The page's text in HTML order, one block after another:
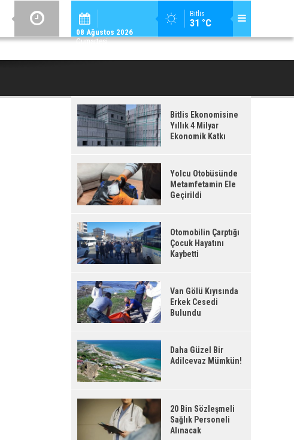
Bitlis
31 °C
08 Ağustos 2026
Cumartesi
ADİLCEVAZ /
ADILCEVAZ ESKI KAYMAKAMLARINDAN MUSTAFA ÇIFTÇI İÇIŞLERI BAKANI
Bitlis Ekonomisine
Yıllık 4 Milyar
Ekonomik Katkı
Yolcu Otobüsünde
Metamfetamin Ele
Geçirildi
Otomobilin Çarptığı
Çocuk Hayatını
Kaybetti
Van Gölü Kıyısında
Erkek Cesedi
Bulundu
Daha Güzel Bir
Adilcevaz Mümkün!
20 Bin Sözleşmeli
Sağlık Personeli
Alınacak